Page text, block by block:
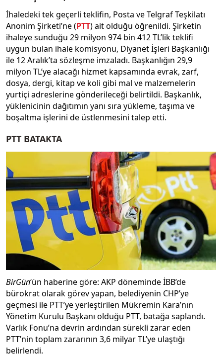
İhaledeki tek geçerli teklifin, Posta ve Telgraf Teşkilatı
Anonim Şirketi’ne (PTT) ait olduğu öğrenildi. Şirketin
ihaleye sunduğu 29 milyon 974 bin 412 TL’lik teklifi
uygun bulan ihale komisyonu, Diyanet İşleri Başkanlığı
ile 12 Aralık’ta sözleşme imzaladı. Başkanlığın 29,9
milyon TL’ye alacağı hizmet kapsamında evrak, zarf,
dosya, dergi, kitap ve koli gibi mal ve malzemelerin
yurtiçi adreslerine gönderileceği belirtildi. Başkanlık,
yüklenicinin dağıtımın yanı sıra yükleme, taşıma ve
boşaltma işlerini de üstlenmesini talep etti.
PTT BATAKTA
BirGün‘ün haberine göre: AKP döneminde İBB’de
bürokrat olarak görev yapan, belediyenin CHP’ye
geçmesi ile PTT’ye yerleştirilen Mükremin Kara’nın
Yönetim Kurulu Başkanı olduğu PTT, batağa saplandı.
Varlık Fonu’na devrin ardından sürekli zarar eden
PTT’nin toplam zararının 3,6 milyar TL’ye ulaştığı
belirlendi.